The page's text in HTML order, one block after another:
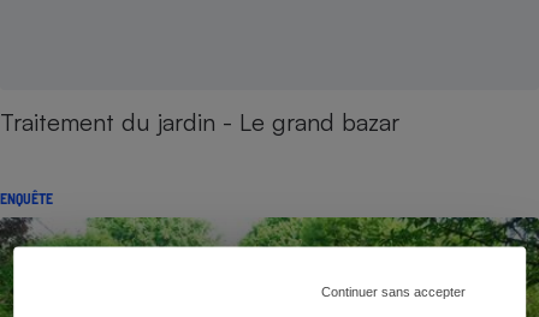
Continuer sans accepter
Traitement du jardin - Le grand bazar
ENQUÊTE